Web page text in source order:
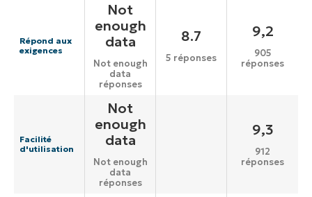
Répond aux
exigences
Not
enough
data
Not enough
data
réponses
8.7
5 réponses
9,2
905
réponses
Facilité
d'utilisation
Not
enough
data
Not enough
data
réponses
9,3
912
réponses